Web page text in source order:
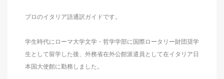
プロのイタリア語通訳ガイドです。
学生時代にローマ大学文学・哲学学部に国際ロータリー財団奨学
生として留学した後、外務省在外公館派遣員として在イタリア日
本国大使館に勤務しました。